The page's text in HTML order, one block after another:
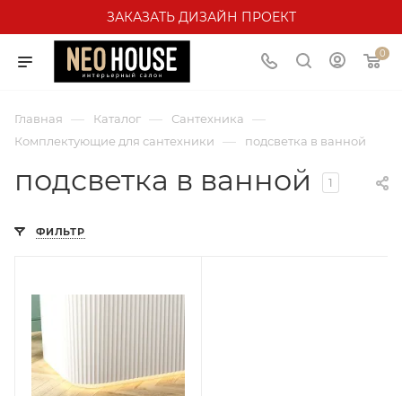
ЗАКАЗАТЬ ДИЗАЙН ПРОЕКТ
0
Главная — Каталог — Сантехника —
Комплектующие для сантехники — подсветка в ванной
подсветка в ванной 1
ФИЛЬТР